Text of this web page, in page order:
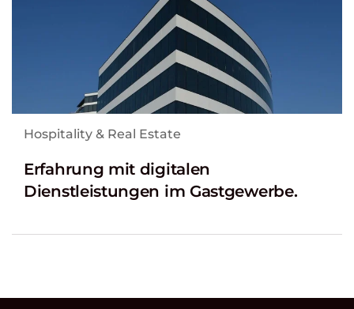
Hospitality & Real Estate
Erfahrung mit digitalen
Dienstleistungen im Gastgewerbe.